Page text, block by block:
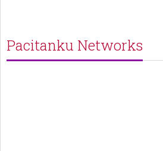
Pacitanku Networks